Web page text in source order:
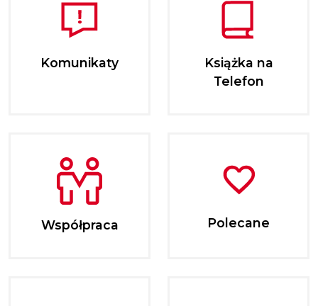
Komunikaty
Książka na
Telefon
Współpraca Polecane